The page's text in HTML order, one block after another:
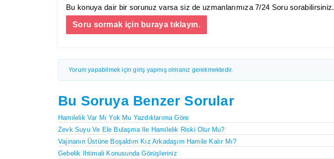
Bu konuya dair bir sorunuz varsa siz de uzmanlarımıza 7/24 Soru sorabilirsiniz.
Soru sormak için buraya tıklayın.
Yorum yapabilmek için giriş yapmış olmanız gerekmektedir.
Bu Soruya Benzer Sorular
Hamilelik Var Mı Yok Mu Yazdıklarıma Göre
Zevk Suyu Ve Ele Bulaşma Ile Hamilelik Riski Olur Mu?
Vajinanın Üstüne Boşaldım Kız Arkadaşım Hamile Kalır Mı?
Gebelik Ihtimali Konusunda Görüşleriniz